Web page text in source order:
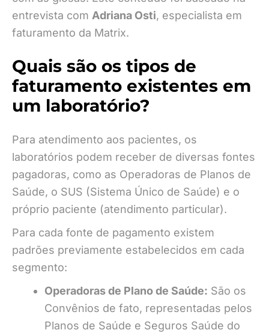
entrevista com Adriana Osti, especialista em
faturamento da Matrix.
Quais são os tipos de
faturamento existentes em
um laboratório?
Para atendimento aos pacientes, os
laboratórios podem receber de diversas fontes
pagadoras, como as Operadoras de Planos de
Saúde, o SUS (Sistema Único de Saúde) e o
próprio paciente (atendimento particular).
Para cada fonte de pagamento existem
padrões previamente estabelecidos em cada
segmento:
Operadoras de Plano de Saúde: São os
Convênios de fato, representadas pelos
Planos de Saúde e Seguros Saúde do